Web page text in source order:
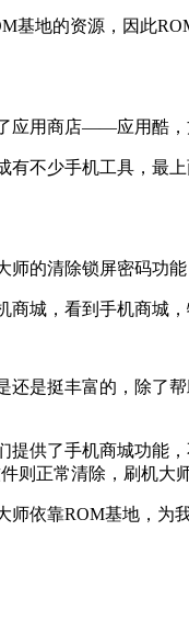
基地的资源，因此
应用商店——应用酷，
有不少手机工具，最
师的清除锁屏密码功
商城，看到手机商城
还是挺丰富的，除了
提供了手机商城功能
则正常清除，刷机大
师依靠ROM基地，为